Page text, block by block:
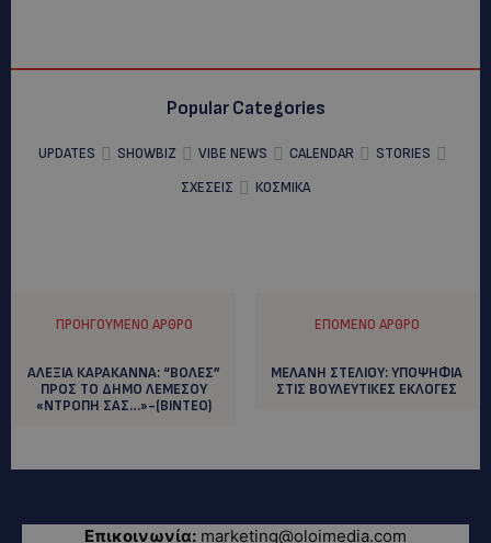
Popular Categories
UPDATES SHOWBIZ VIBE NEWS CALENDAR
STORIES
ΣΧΕΣΕΙΣ
ΚΟΣΜΙΚΑ
ΠΡΟΗΓΟΎΜΕΝΟ ΆΡΘΡΟ
AΛΕΞΙΑ ΚΑΡΑΚΑΝΝΑ: “ΒΟΛΕΣ”
ΠΡΟΣ ΤΟ ΔΗΜΟ ΛΕΜΕΣΟΥ
«ΝΤΡΟΠΗ ΣΑΣ…»-(ΒΙΝΤΕΟ)
ΕΠΌΜΕΝΟ ΆΡΘΡΟ
MEΛΑΝΗ ΣΤΕΛΙΟΥ: YΠΟΨΗΦΙΑ
ΣΤΙΣ ΒΟΥΛΕΥΤΙΚΕΣ ΕΚΛΟΓΕΣ
Επικοινωνία: marketing@oloimedia.com